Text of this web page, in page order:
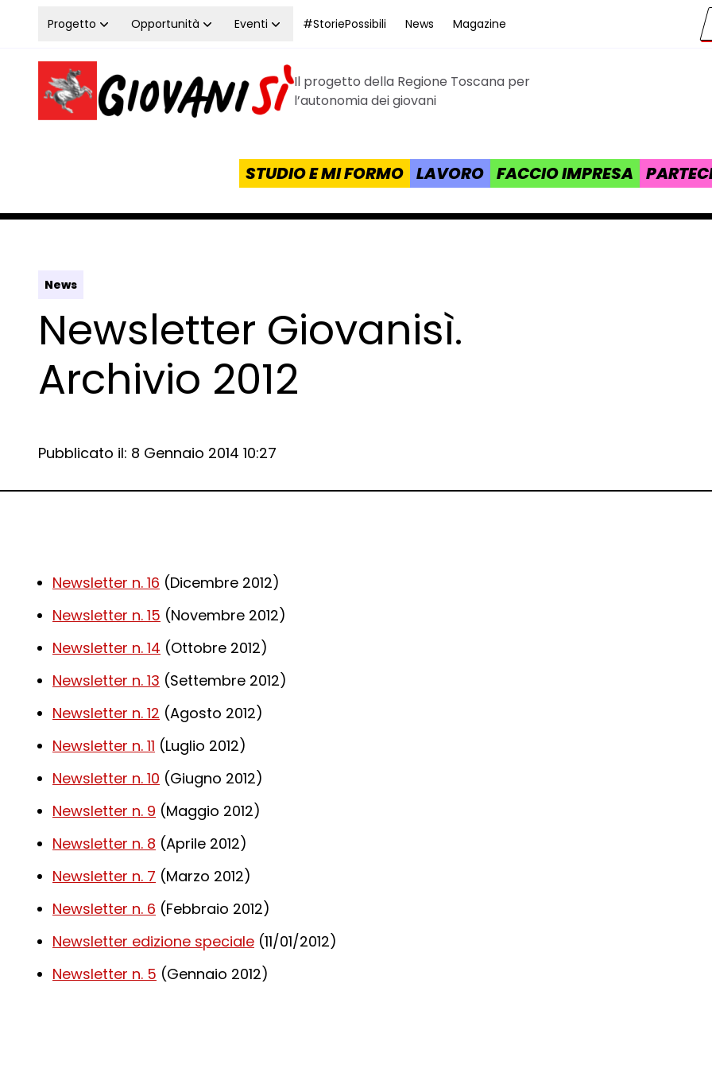
Vai al contenuto
Progetto Opportunità Eventi #StoriePossibili News Magazine
Homepage Giovanisì - Progetto della Regione Toscana
Il progetto della Regione Toscana per
l’autonomia dei giovani
STUDIO E MI FORMO LAVORO FACCIO IMPRESA
News
Newsletter Giovanisì.
Archivio 2012
Data e ora:
Pubblicato il: 8 Gennaio 2014 10:27
Dettagli articolo
Newsletter n. 16 (Dicembre 2012)
Newsletter n. 15 (Novembre 2012)
Newsletter n. 14 (Ottobre 2012)
Newsletter n. 13 (Settembre 2012)
Newsletter n. 12 (Agosto 2012)
Newsletter n. 11 (Luglio 2012)
Newsletter n. 10 (Giugno 2012)
Newsletter n. 9 (Maggio 2012)
Newsletter n. 8 (Aprile 2012)
Newsletter n. 7 (Marzo 2012)
Newsletter n. 6 (Febbraio 2012)
Newsletter edizione speciale (11/01/2012)
Newsletter n. 5 (Gennaio 2012)